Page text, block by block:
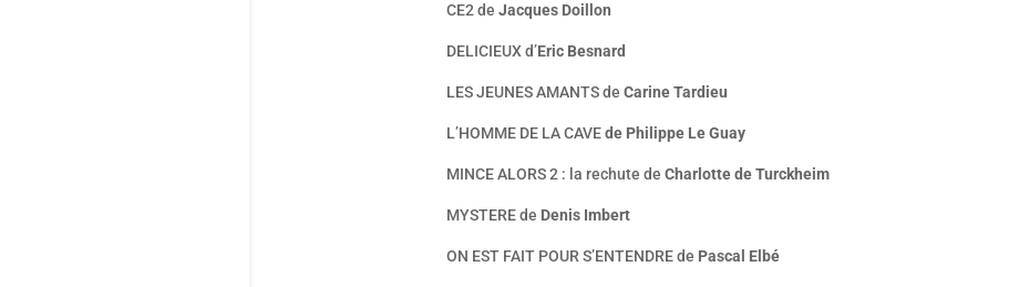
CE2 de Jacques Doillon
DELICIEUX d’Eric Besnard
LES JEUNES AMANTS de Carine Tardieu
L’HOMME DE LA CAVEde Philippe Le Guay
MINCE ALORS 2 : la rechute de Charlotte de Turckheim
MYSTERE de Denis Imbert
ON EST FAIT POUR S’ENTENDRE de Pascal Elbé